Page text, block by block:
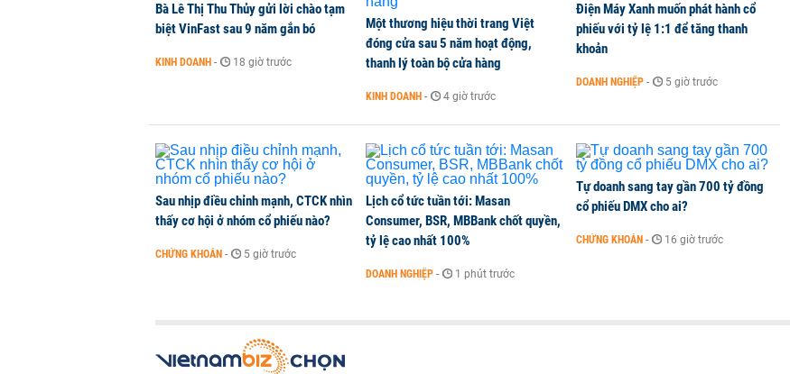
Bà Lê Thị Thu Thủy gửi lời chào tạm
biệt VinFast sau 9 năm gắn bó
KINH DOANH - 18 giờ trước
Một thương hiệu thời trang Việt
đóng cửa sau 5 năm hoạt động,
thanh lý toàn bộ cửa hàng
KINH DOANH - 4 giờ trước
Điện Máy Xanh muốn phát hành cổ
phiếu với tỷ lệ 1:1 để tăng thanh
khoản
DOANH NGHIỆP - 5 giờ trước
Sau nhịp điều chỉnh mạnh, CTCK nhìn
thấy cơ hội ở nhóm cổ phiếu nào?
CHỨNG KHOÁN - 5 giờ trước
Lịch cổ tức tuần tới: Masan
Consumer, BSR, MBBank chốt quyền,
tỷ lệ cao nhất 100%
DOANH NGHIỆP - 1 phút trước
Tự doanh sang tay gần 700 tỷ đồng
cổ phiếu DMX cho ai?
CHỨNG KHOÁN - 16 giờ trước